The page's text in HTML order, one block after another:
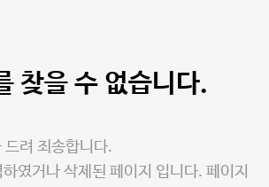
찾을 수 없습니다.
드려 죄송합니다.
였거나 삭제된 페이지 입니다. 페이지